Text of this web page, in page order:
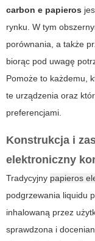
carbon e papieros
rynku. W tym
porównania, a także
biorąc pod uwagę
Pomoże to każdemu,
te urządzenia oraz
preferencjami.
Konstrukcja i
elektroniczny
Tradycyjny papieros
podgrzewania liquidu
inhalowaną przez
sprawdzona i